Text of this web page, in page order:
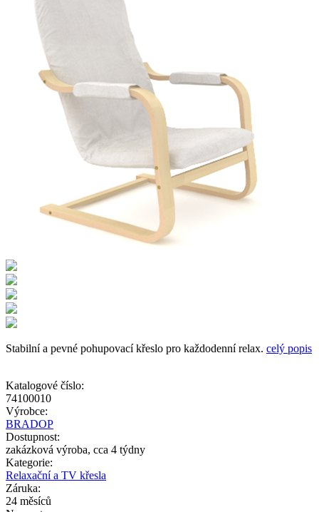
Stabilní a pevné pohupovací křeslo pro každodenní relax. celý popis
Katalogové číslo:
74100010
Výrobce:
BRADOP
Dostupnost:
zakázková výroba, cca 4 týdny
Kategorie:
Relaxační a TV křesla
Záruka:
24 měsíců